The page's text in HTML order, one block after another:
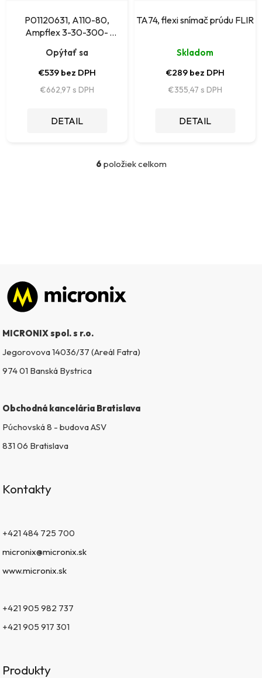
P01120631, A110-80,
Ampflex 3-30-300-
Opýtať sa
€539 bez DPH
€662,97
DETAIL
TA74, flexi snímač prúdu FLIR
Skladom
€289 bez DPH
€355,47
DETAIL
O
v
u
6 položiek celkom
Zápätie
MICRONIX spol. s r.o.
Jegorovova 14036/37 (Areál Fatra)
974 01 Banská Bystrica
Obchodná kancelária Bratislava
Púchovská 8 - budova ASV
831 06 Bratislava
Kontakty
+421 484 725 700
micronix@micronix.sk
www.micronix.sk
+421 905 982 737
+421 905 917 301
Produkty